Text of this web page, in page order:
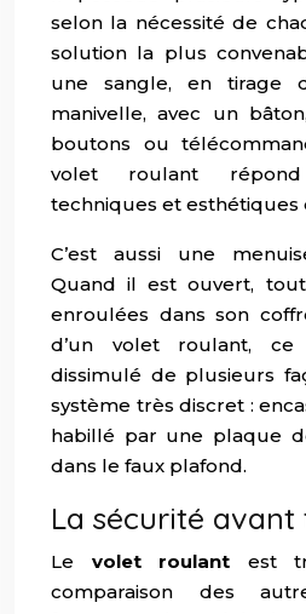
selon la nécessité de
solution la plus
une sangle, en tirage
manivelle, avec un
boutons ou
volet roulant
techniques et esthétiques
C’est aussi une
Quand il est ouvert,
enroulées dans son
d’un volet roulant,
dissimulé de plusieurs
système très discret :
habillé par une plaque
dans le faux plafond.
La sécurité avant
Le volet roulant est
comparaison des